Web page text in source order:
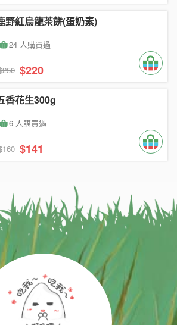
野紅烏龍茶餅(蛋奶素)
24 人購買過
$220
香花生300g
6 人購買過
$141